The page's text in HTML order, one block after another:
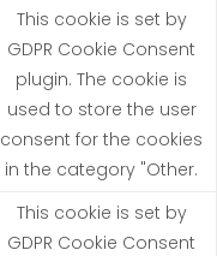
This cookie is set by
GDPR Cookie Consent
plugin. The cookie is
used to store the user
consent for the cookies
in the category "Other.
This cookie is set by
GDPR Cookie Consent